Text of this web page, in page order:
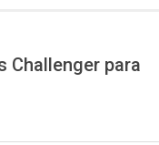
Challenger para